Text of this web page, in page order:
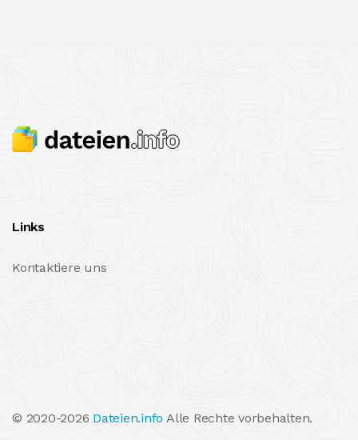
Links
Kontaktiere uns
© 2020-2026 Dateien.info Alle Rechte vorbehalten.